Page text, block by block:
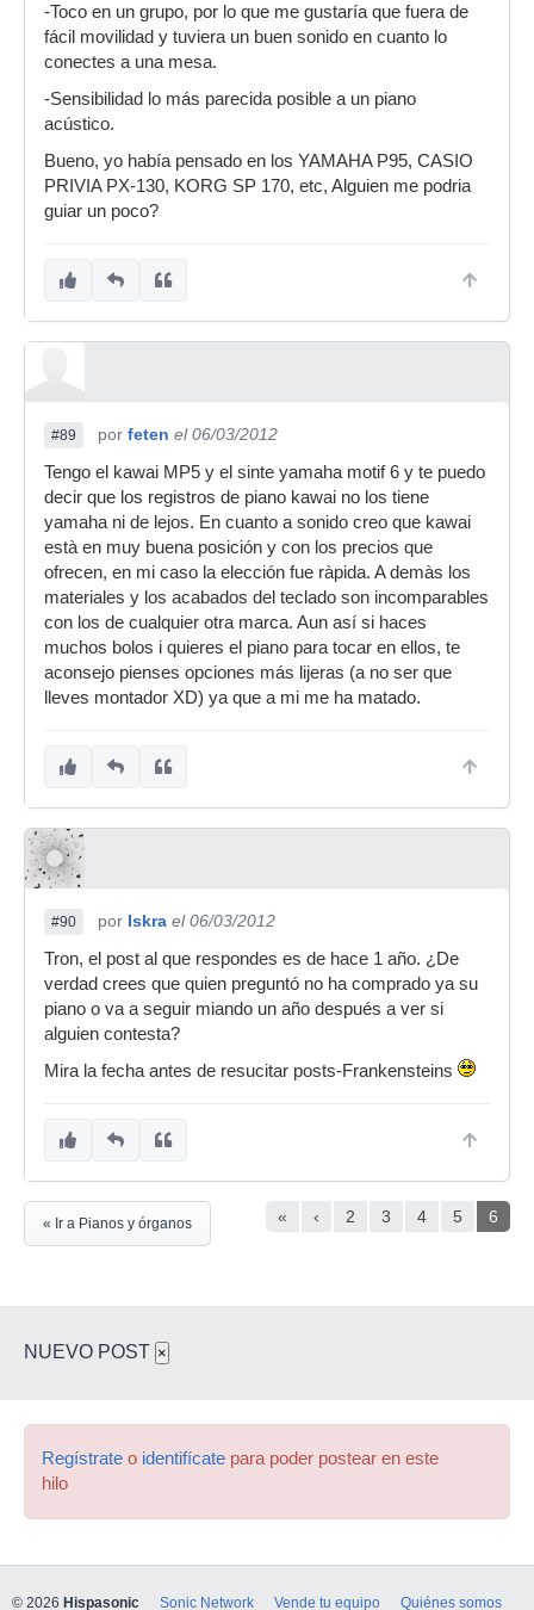
-Toco en un grupo, por lo que me gustaría que fuera de
fácil movilidad y tuviera un buen sonido en cuanto lo
conectes a una mesa.
-Sensibilidad lo más parecida posible a un piano
acústico.
Bueno, yo había pensado en los YAMAHA P95, CASIO
PRIVIA PX-130, KORG SP 170, etc, Alguien me podria
guiar un poco?
#89 por feten el 06/03/2012
Tengo el kawai MP5 y el sinte yamaha motif 6 y te puedo
decir que los registros de piano kawai no los tiene
yamaha ni de lejos. En cuanto a sonido creo que kawai
està en muy buena posición y con los precios que
ofrecen, en mi caso la elección fue ràpida. A demàs los
materiales y los acabados del teclado son incomparables
con los de cualquier otra marca. Aun así si haces
muchos bolos i quieres el piano para tocar en ellos, te
aconsejo pienses opciones más lijeras (a no ser que
lleves montador XD) ya que a mi me ha matado.
#90 por Iskra el 06/03/2012
Tron, el post al que respondes es de hace 1 año. ¿De
verdad crees que quien preguntó no ha comprado ya su
piano o va a seguir miando un año después a ver si
alguien contesta?
Mira la fecha antes de resucitar posts-Frankensteins
« ‹ 2 3 4 5 6
« Ir a Pianos y órganos
NUEVO POST ×
Regístrate o identifícate para poder postear en este
hilo
© 2026 Hispasonic Sonic Network Vende tu equipo Quiénes somos